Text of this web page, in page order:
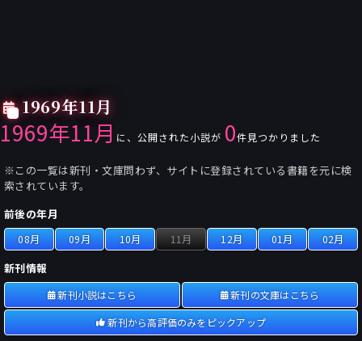
1969年11月
1969年11月 に、公開された小説が 0件見つかりました
※この一覧は新刊・文庫問わず、サイトに登録されている書籍を元に検
索されています。
前後の年月
08月 09月 10月 11月 12月 01月 02月
新刊情報
新刊小説はこちら
新刊の文庫はこちら
新刊から高評価のみをピックアップ